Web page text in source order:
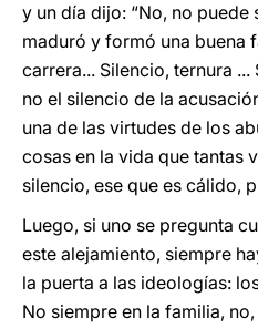
y un día dijo: “No, no puede
maduró y formó una buena
carrera... Silencio, ternura
no el silencio de la
una de las virtudes de los
cosas en la vida que tantas
silencio, ese que es cálido,
Luego, si uno se pregunta
este alejamiento, siempre
la puerta a las ideologías:
No siempre en la familia,